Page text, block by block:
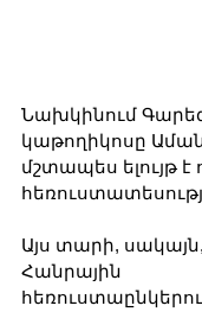
Նախկինում
կաթողիկոսը
մշտապես ելույթ է
Այս տարի,
Հանրային